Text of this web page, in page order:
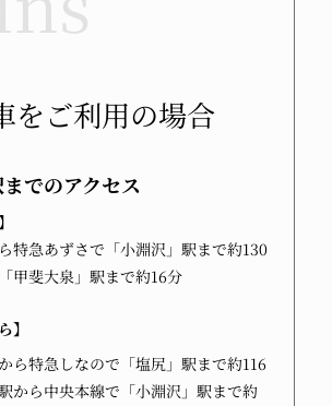
をご利用の場合
までのアクセス
特急あずさで「小淵沢」駅まで約130
甲斐大泉」駅まで約16分
】
ら特急しなので「塩尻」駅まで約116
から中央本線で「小淵沢」駅まで約